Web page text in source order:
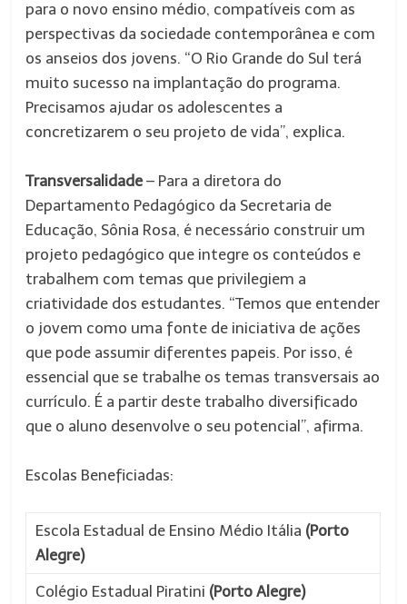
para o novo ensino médio, compatíveis com as
perspectivas da sociedade contemporânea e com
os anseios dos jovens. “O Rio Grande do Sul terá
muito sucesso na implantação do programa.
Precisamos ajudar os adolescentes a
concretizarem o seu projeto de vida”, explica.
Transversalidade– Para a diretora do
Departamento Pedagógico da Secretaria de
Educação, Sônia Rosa, é necessário construir um
projeto pedagógico que integre os conteúdos e
trabalhem com temas que privilegiem a
criatividade dos estudantes. “Temos que entender
o jovem como uma fonte de iniciativa de ações
que pode assumir diferentes papeis. Por isso, é
essencial que se trabalhe os temas transversais ao
currículo. É a partir deste trabalho diversificado
que o aluno desenvolve o seu potencial”, afirma.
Escolas Beneficiadas:
Escola Estadual de Ensino Médio Itália (Porto
Alegre)
Colégio Estadual Piratini (Porto Alegre)